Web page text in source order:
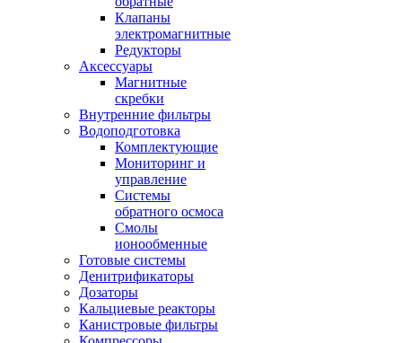
Клапаны
электромагнитные
Редукторы
Аксессуары
Магнитные
скребки
Внутренние фильтры
Водоподготовка
Комплектующие
Мониторинг и
управление
Системы
обратного осмоса
Смолы
ионообменные
Готовые системы
Денитрификаторы
Дозаторы
Кальциевые реакторы
Канистровые фильтры